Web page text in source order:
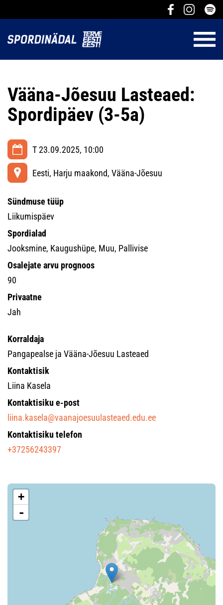
Vääna-Jõesuu Lasteaed:
Spordipäev (3-5a)
T 23.09.2025, 10:00
Eesti, Harju maakond, Vääna-Jõesuu
Sündmuse tüüp
Liikumispäev
Spordialad
Jooksmine, Kaugushüpe, Muu, Pallivise
Osalejate arvu prognoos
90
Privaatne
Jah
Korraldaja
Pangapealse ja Vääna-Jõesuu Lasteaed
Kontaktisik
Liina Kasela
Kontaktisiku e-post
liina.kasela@vaanajoesuulasteaed.edu.ee
Kontaktisiku telefon
+37256243397
+
-